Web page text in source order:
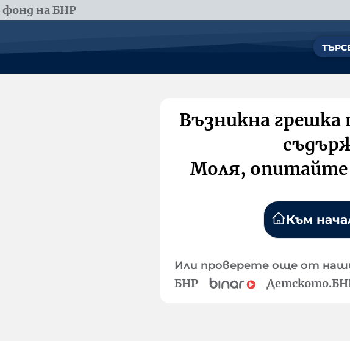
фонд на БНР
Възникна грешка
Моля,
Към
Или проверете още от
БНР